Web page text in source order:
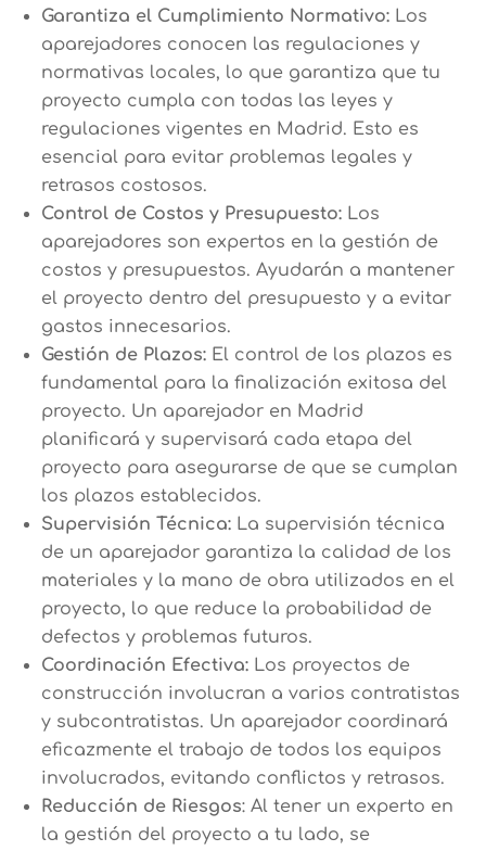
Garantiza el Cumplimiento Normativo: Los
aparejadores conocen las regulaciones y
normativas locales, lo que garantiza que tu
proyecto cumpla con todas las leyes y
regulaciones vigentes en Madrid. Esto es
esencial para evitar problemas legales y
retrasos costosos.
Control de Costos y Presupuesto: Los
aparejadores son expertos en la gestión de
costos y presupuestos. Ayudarán a mantener
el proyecto dentro del presupuesto y a evitar
gastos innecesarios.
Gestión de Plazos: El control de los plazos es
fundamental para la finalización exitosa del
proyecto. Un aparejador en Madrid
planificará y supervisará cada etapa del
proyecto para asegurarse de que se cumplan
los plazos establecidos.
Supervisión Técnica: La supervisión técnica
de un aparejador garantiza la calidad de los
materiales y la mano de obra utilizados en el
proyecto, lo que reduce la probabilidad de
defectos y problemas futuros.
Coordinación Efectiva: Los proyectos de
construcción involucran a varios contratistas
y subcontratistas. Un aparejador coordinará
eficazmente el trabajo de todos los equipos
involucrados, evitando conflictos y retrasos.
Reducción de Riesgos: Al tener un experto en
la gestión del proyecto a tu lado, se